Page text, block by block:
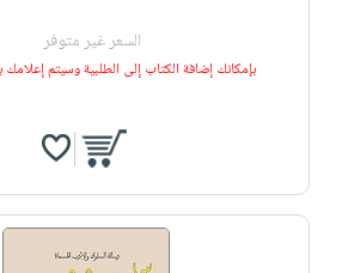
السعر غير متوفر
بإمكانك إضافة الكتاب إلى الطلبية وسيتم إعلامك